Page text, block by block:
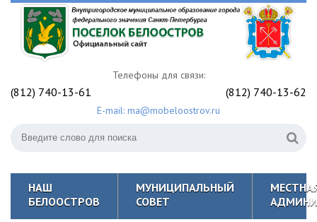
Телефоны для связи:
(812) 740-13-61 (812) 740-13-62
E-mail: ma@mobeloostrov.ru
НАШ
БЕЛООСТРОВ
МУНИЦИПАЛЬНЫЙ
СОВЕТ